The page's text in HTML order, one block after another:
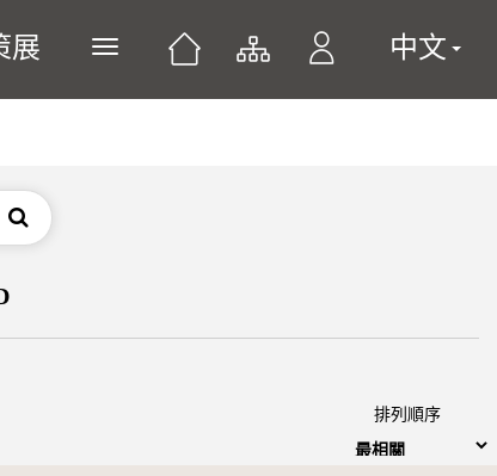
展 展開或關閉主選單 中文
搜尋
排列順序